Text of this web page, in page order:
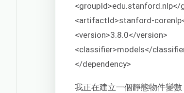
<groupId>edu.stanford.nlp</
<artifactId>stanford-
<version>3.8.0</version>
<classifier>models</
</dependency>
我正在建立一個靜態物件變數